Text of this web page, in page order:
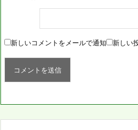
新しいコメントをメールで通知 新しい